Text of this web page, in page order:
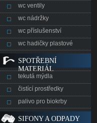
wc ventily
wc nádržky
wc příslušenství
wc hadičky plastové
SPOTŘEBNÍ
MATERIÁL
tekutá mýdla
čistící prostředky
palivo pro biokrby
SIFONY A ODPADY